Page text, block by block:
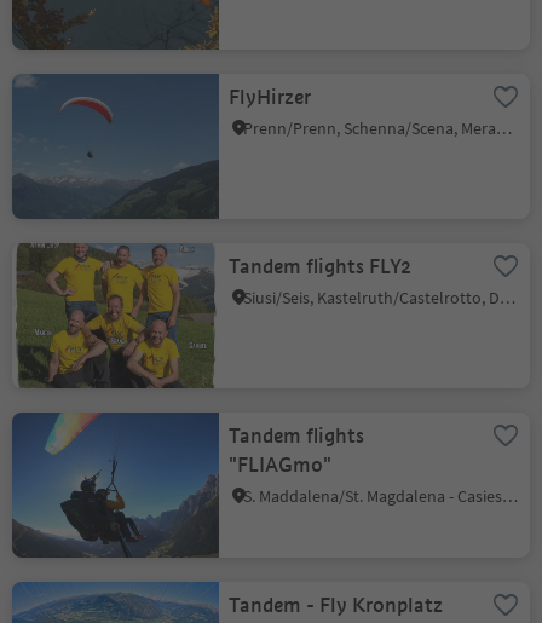
FlyHirzer
Prenn/Prenn, Schenna/Scena, Meran/Merano and environs
Tandem flights FLY2
Siusi/Seis, Kastelruth/Castelrotto, Dolomites Region Seiser Alm
Tandem flights
"FLIAGmo"
S. Maddalena/St. Magdalena - Casies/Gsies, Gsies/Valle di Casies
Tandem - Fly Kronplatz